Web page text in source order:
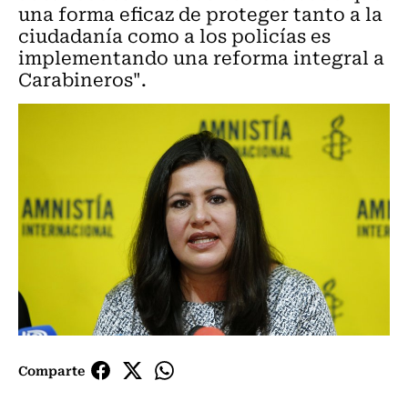
una forma eficaz de proteger tanto a la
ciudadanía como a los policías es
implementando una reforma integral a
Carabineros".
Comparte